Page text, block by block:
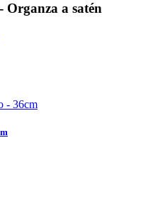
- Organza a satén